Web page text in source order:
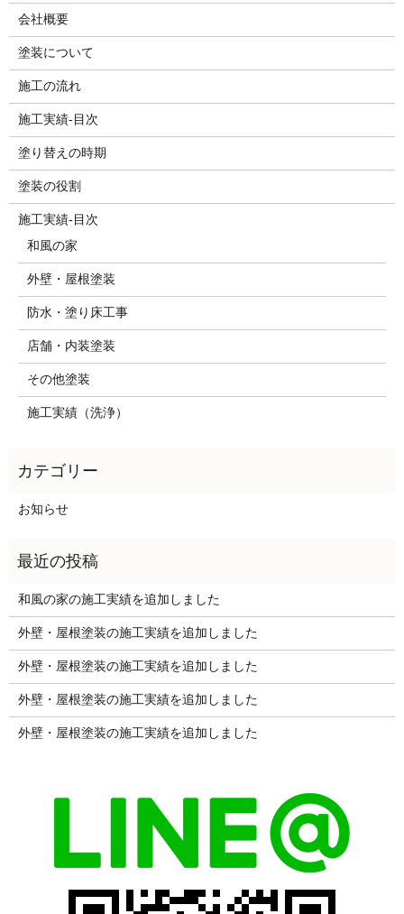
会社概要
塗装について
施工の流れ
施工実績-目次
塗り替えの時期
塗装の役割
施工実績-目次
和風の家
外壁・屋根塗装
防水・塗り床工事
店舗・内装塗装
その他塗装
施工実績（洗浄）
お知らせ
和風の家の施工実績を追加しました
外壁・屋根塗装の施工実績を追加しました
外壁・屋根塗装の施工実績を追加しました
外壁・屋根塗装の施工実績を追加しました
外壁・屋根塗装の施工実績を追加しました